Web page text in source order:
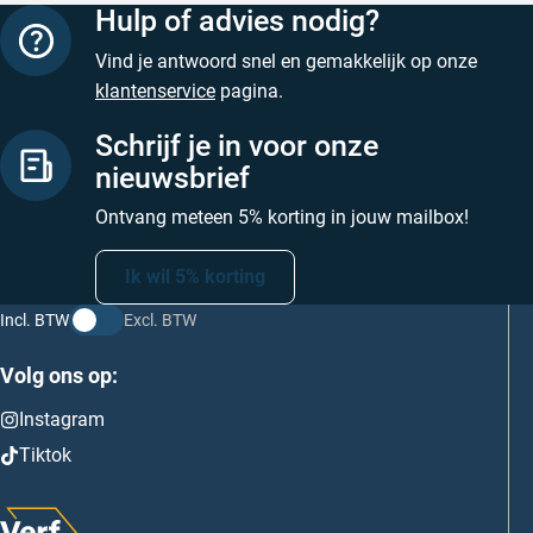
Hulp of advies nodig?
Vind je antwoord snel en gemakkelijk op onze
klantenservice pagina.
Schrijf je in voor onze
nieuwsbrief
Ontvang meteen 5% korting in jouw mailbox!
Ik wil 5% korting
Incl. BTW Excl. BTW
Volg ons op:
Instagram
Tiktok